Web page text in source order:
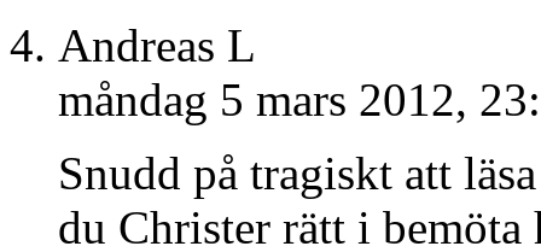
Andreas L
måndag 5 mars 2012,
Snudd på tragiskt att
du Christer rätt i